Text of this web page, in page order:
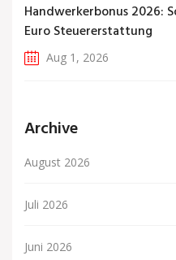
Handwerkerbonus 2026:
Euro Steuererstattung
Aug 1, 2026
Archive
August 2026
Juli 2026
Juni 2026